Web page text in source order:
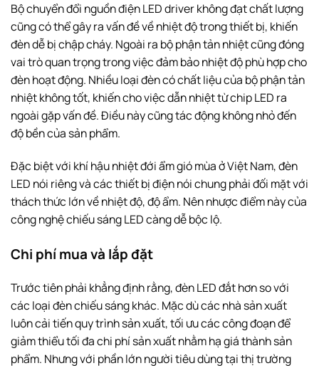
Bộ chuyển đổi nguồn điện LED driver không đạt chất lượng
cũng có thể gây ra vấn đề về nhiệt độ trong thiết bị, khiến
đèn dễ bị chập cháy. Ngoài ra bộ phận tản nhiệt cũng đóng
vai trò quan trọng trong việc đảm bảo nhiệt độ phù hợp cho
đèn hoạt động. Nhiều loại đèn có chất liệu của bộ phận tản
nhiệt không tốt, khiến cho việc dẫn nhiệt từ chip LED ra
ngoài gặp vấn đề. Điều này cũng tác động không nhỏ đến
độ bền của sản phẩm.
Đặc biệt với khí hậu nhiệt đới ẩm gió mùa ở Việt Nam, đèn
LED nói riêng và các thiết bị điện nói chung phải đối mặt với
thách thức lớn về nhiệt độ, độ ẩm. Nên nhược điểm này của
công nghệ chiếu sáng LED càng dễ bộc lộ.
Chi phí mua và lắp đặt
Trước tiên phải khẳng định rằng, đèn LED đắt hơn so với
các loại đèn chiếu sáng khác. Mặc dù các nhà sản xuất
luôn cải tiến quy trình sản xuất, tối ưu các công đoạn để
giảm thiểu tối đa chi phí sản xuất nhằm hạ giá thành sản
phẩm. Nhưng với phần lớn người tiêu dùng tại thị trường